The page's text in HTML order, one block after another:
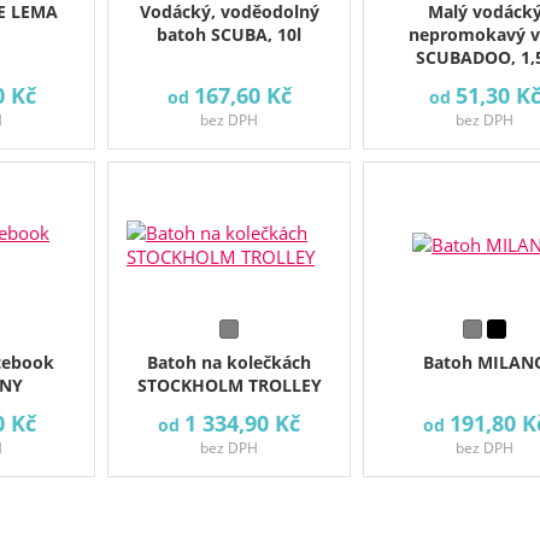
LEMA
Kč
Vodácký, voděodolný
batoh SCUBA, 10l
od 167,60 Kč
bez DPH
Malý
nepromokavý
SCUBADOO,
od 51,30 Kč
bez DPH
Kč
Batoh na kolečkách
STOCKHOLM TROLLEY
od 1 334,90 Kč
bez DPH
Batoh
od 191,80
bez DPH